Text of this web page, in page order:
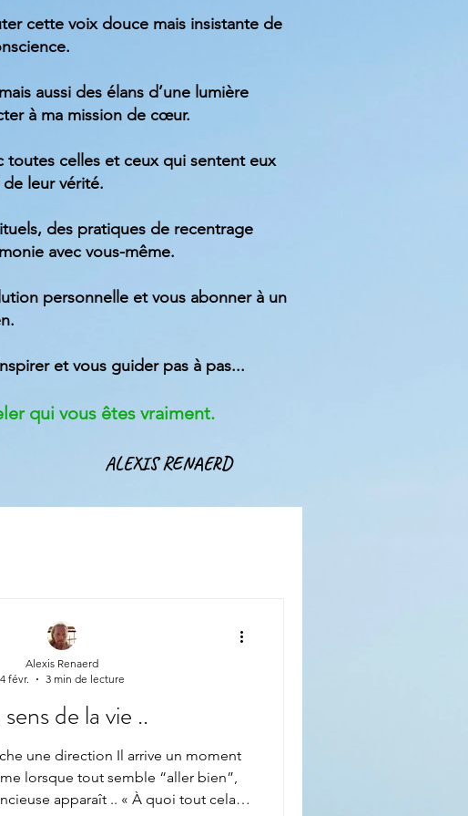
cette voix douce mais insistante de
aussi des élans d’une lumière
à ma mission de cœur.
toutes celles et ceux qui sentent eux
de leur vérité.
des pratiques de recentrage
avec vous-même.
personnelle et vous abonner à un
et vous guider pas à pas...
qui vous êtes vraiment.
ALEXIS RENAERD
sens de la vie ..
une direction Il arrive un moment
lorsque tout semble “aller bien”,
apparaît .. « À quoi tout cela
Alexis Renaerd
4 févr.
3 min de lecture